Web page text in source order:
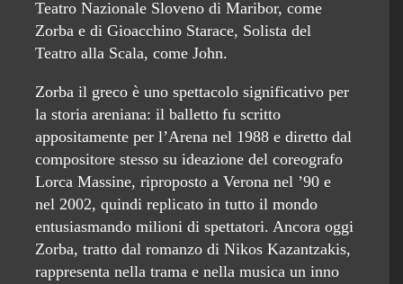
Teatro Nazionale Sloveno di Maribor, come
Zorba e di Gioacchino Starace, Solista del
Teatro alla Scala, come John.
Zorba il greco è uno spettacolo significativo per
la storia areniana: il balletto fu scritto
appositamente per l’Arena nel 1988 e diretto dal
compositore stesso su ideazione del coreografo
Lorca Massine, riproposto a Verona nel ’90 e
nel 2002, quindi replicato in tutto il mondo
entusiasmando milioni di spettatori. Ancora oggi
Zorba, tratto dal romanzo di Nikos Kazantzakis,
rappresenta nella trama e nella musica un inno